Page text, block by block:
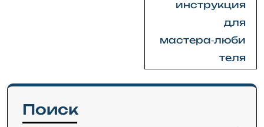
инструкция
для
мастера‑люби
теля
Поиск